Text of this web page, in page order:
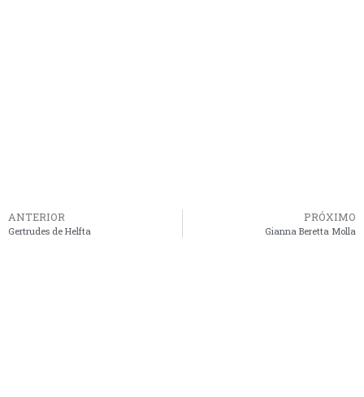
ANTERIOR
Gertrudes de Helfta
PRÓXIMO
Gianna Beretta Molla